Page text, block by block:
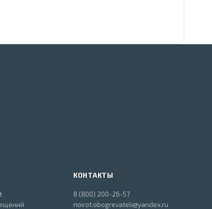
КОНТАКТЫ
8 (800) 200-26-57
noirot.obogrevateli@yandex.ru